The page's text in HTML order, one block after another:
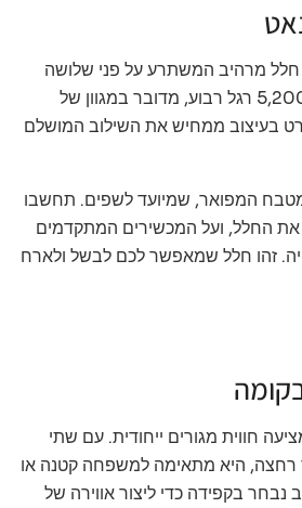
חלל מרהיב המשתרע על פני שלושה
מפלסים. עם שטח של 5,200 רגל רבוע, מדובר במגוון של
בעיצוב ממחיש את השילוב המושלם
המפואר, שמיועד לשפים. תחשבו
החלל, ועל המכשירים המתקדמים
זהו חלל שמאפשר לכם לבשל ולארח
חווית מגורים ייחודית. עם שתי
רחצה, היא מתאימה למשפחה קטנה או
נבחר בקפידה כדי ליצור אווירה של